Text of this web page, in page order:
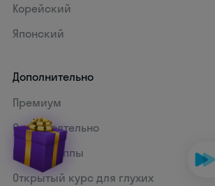
Корейский
Японский
Дополнительно
Премиум
Самостоятельно
Мини-группы
Открытый курс для глухих